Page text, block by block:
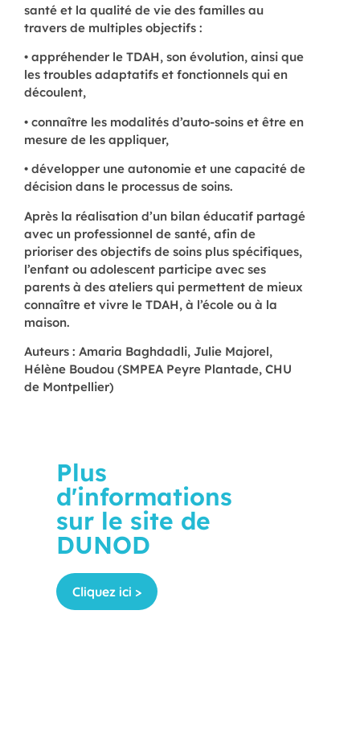
santé et la qualité de vie des familles au
travers de multiples objectifs :
• appréhender le TDAH, son évolution, ainsi que
les troubles adaptatifs et fonctionnels qui en
découlent,
• connaître les modalités d’auto-soins et être en
mesure de les appliquer,
• développer une autonomie et une capacité de
décision dans le processus de soins.
Après la réalisation d’un bilan éducatif partagé
avec un professionnel de santé, afin de
prioriser des objectifs de soins plus spécifiques,
l’enfant ou adolescent participe avec ses
parents à des ateliers qui permettent de mieux
connaître et vivre le TDAH, à l’école ou à la
maison.
Auteurs : Amaria Baghdadli, Julie Majorel,
Hélène Boudou (SMPEA Peyre Plantade, CHU
de Montpellier)
Plus
d'informations
sur le site de
DUNOD
Cliquez ici >